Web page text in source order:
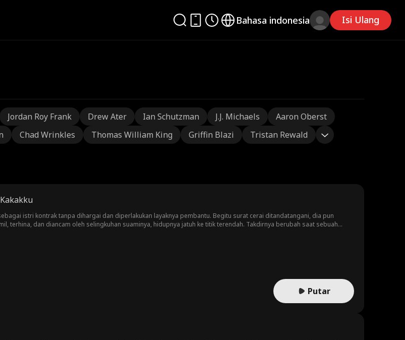
Bahasa indonesia Isi Ulang
Jordan Roy Frank Drew Ater Ian Schutzman J.J. Michaels
Aaron Oberst
Chad Wrinkles Thomas William King Griffin Blazi Tristan Rewald
istri kontrak tanpa dihargai dan diperlakukan layaknya pembantu. Begitu surat cerai ditandatangani, dia pun
diancam oleh selingkuhan suaminya, hidupnya jatuh ke titik terendah. Takdirnya berubah saat sebuah
Putar